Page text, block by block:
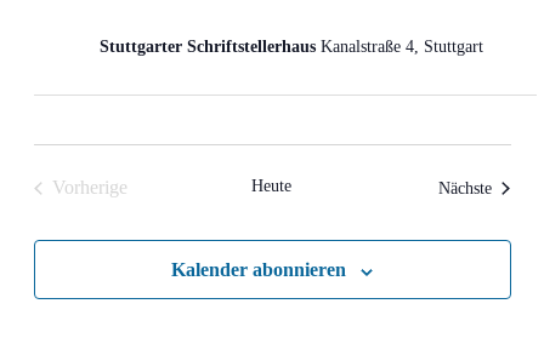
Stuttgarter Schriftstellerhaus Kanalstraße 4, Stuttgart
Vorherige
Heute Nächste
Kalender abonnieren